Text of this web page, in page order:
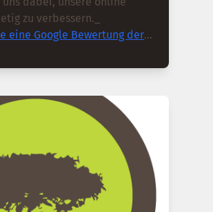
zu verbessern._
eine Google Bewertung der
Bewertung über unsere